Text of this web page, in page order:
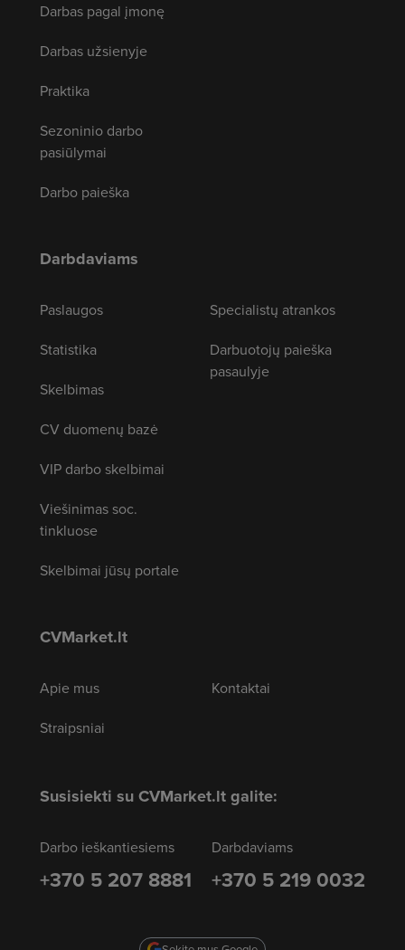
Darbas pagal įmonę
Darbas užsienyje
Praktika
Sezoninio darbo
pasiūlymai
Darbo paieška
Darbdaviams
Paslaugos
Statistika
Skelbimas
CV duomenų bazė
VIP darbo skelbimai
Viešinimas soc.
tinkluose
Skelbimai jūsų portale
Specialistų atrankos
Darbuotojų paieška
pasaulyje
CVMarket.lt
Apie mus
Straipsniai
Kontaktai
Susisiekti su CVMarket.lt galite:
Darbo ieškantiesiems
+370 5 207 8881
Darbdaviams
+370 5 219 0032